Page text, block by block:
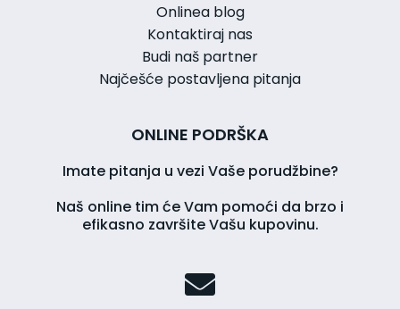
Onlinea blog
Kontaktiraj nas
Budi naš partner
Najčešće postavljena pitanja
ONLINE PODRŠKA
Imate pitanja u vezi Vaše porudžbine?
Naš online tim će Vam pomoći da brzo i
efikasno završite Vašu kupovinu.